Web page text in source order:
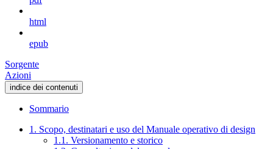
html
epub
Sorgente
Azioni
indice dei contenuti
Sommario
1. Scopo, destinatari e uso del Manuale operativo di design
1.1. Versionamento e storico